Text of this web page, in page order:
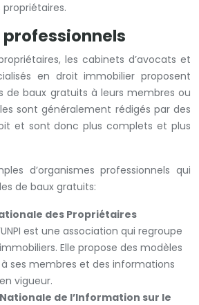
les cabinets d’avocats et
en droit immobilier proposent
de baux gratuits à leurs membres ou
sont généralement rédigés par des
et sont donc plus complets et plus
d’organismes professionnels qui
de baux gratuits:
des Propriétaires
est une association qui regroupe
Elle propose des modèles
ses membres et des informations
vigueur.
Nationale de l’Information sur le